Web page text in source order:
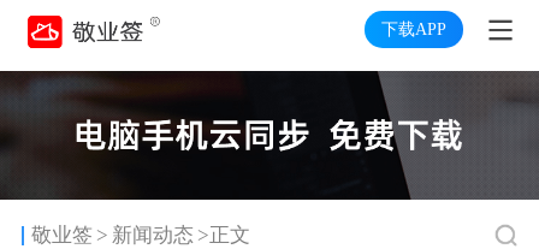
下载APP
敬业签 > 新闻动态 >正文